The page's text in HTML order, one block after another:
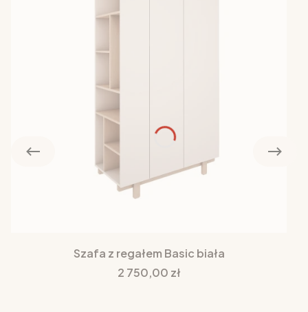
Szafa z regałem Basic biała
Cena
2 750,00 zł